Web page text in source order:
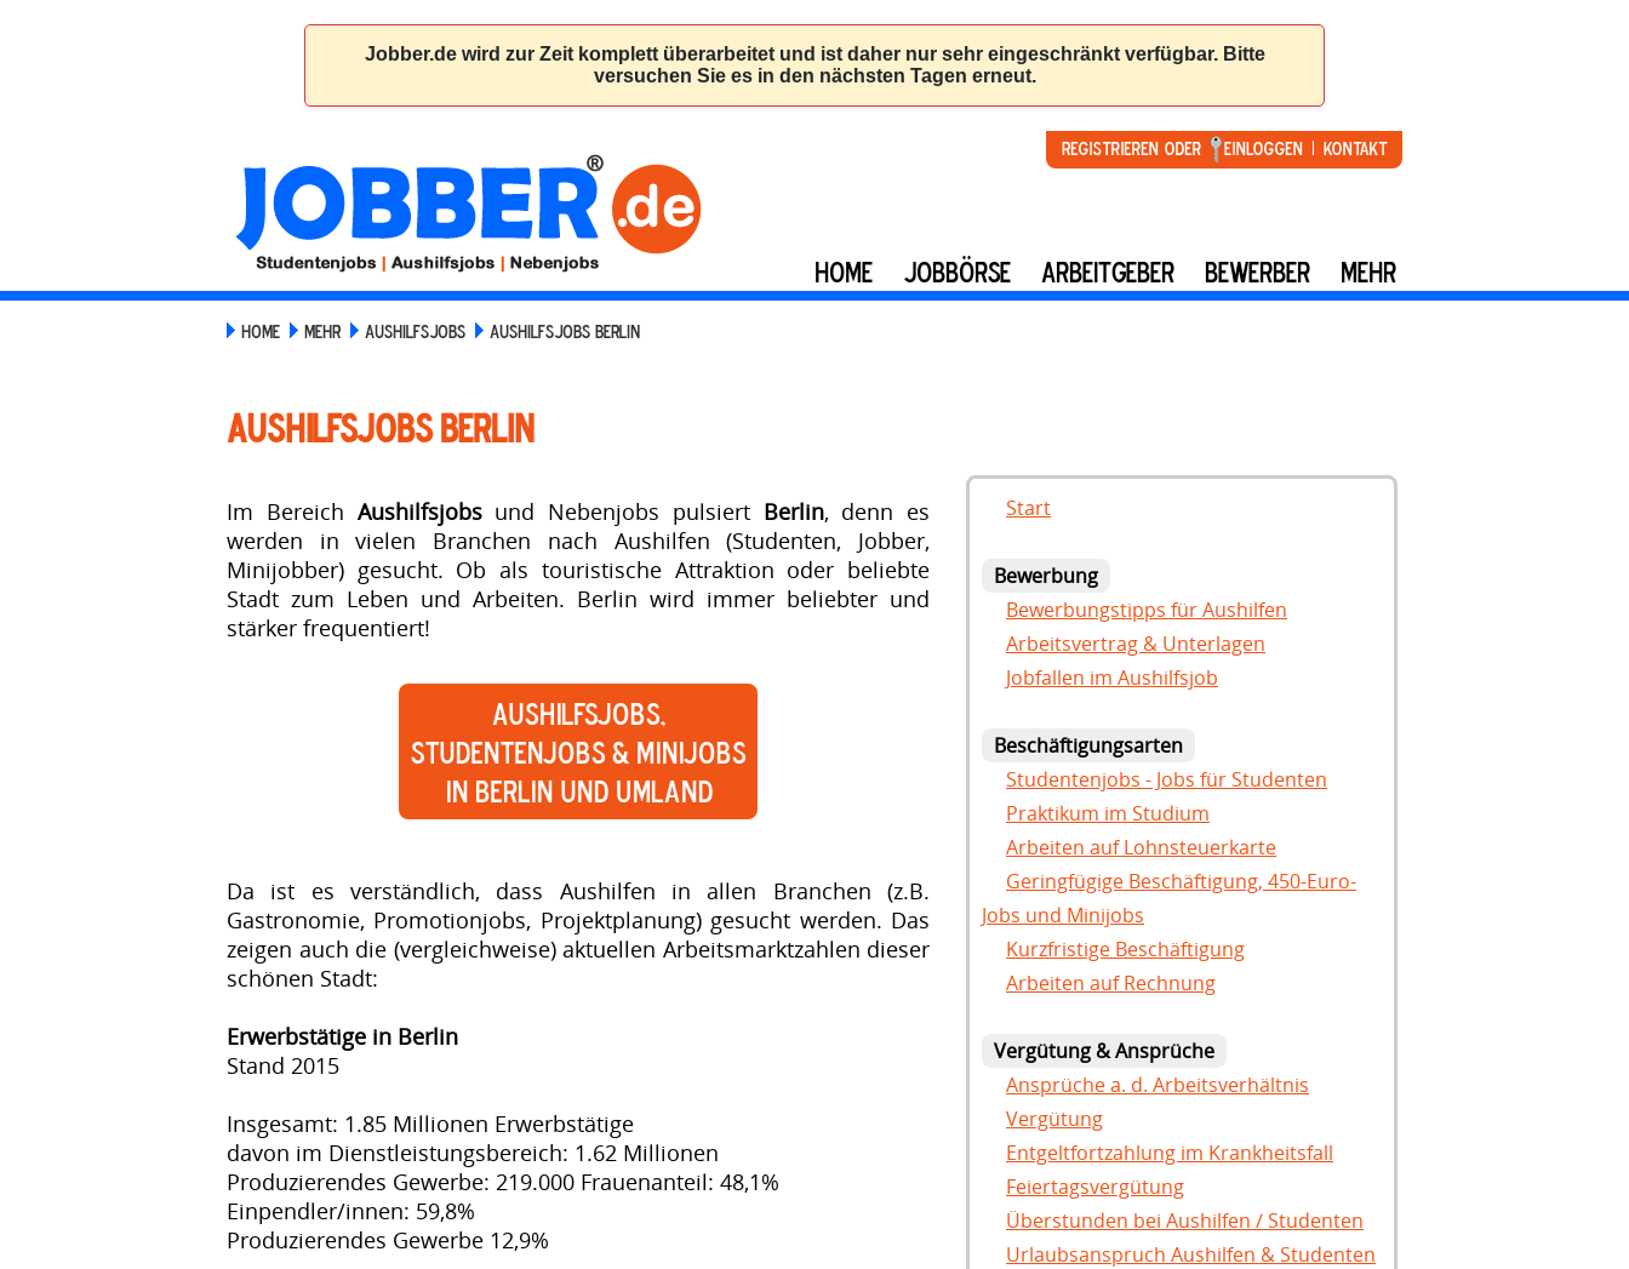
Registrieren oder Einloggen Kontakt
HOME JOBBÖRSE ARBEITGEBER BEWERBER MEHR
HOME MEHR AUSHILFSJOBS AUSHILFSJOBS BERLIN
Aushilfsjobs Berlin
Im Bereich Aushilfsjobsund Nebenjobs pulsiert Berlin, denn es
werden in vielen Branchen nach Aushilfen (Studenten, Jobber,
Minijobber) gesucht. Ob als touristische Attraktion oder beliebte
Stadt zum Leben und Arbeiten. Berlin wird immer beliebter und
stärker frequentiert!
Aushilfsjobs,
Studentenjobs & Minijobs
in Berlin und Umland
Da ist es verständlich, dass Aushilfen in allen Branchen (z.B.
Gastronomie, Promotionjobs, Projektplanung) gesucht werden. Das
zeigen auch die (vergleichweise) aktuellen Arbeitsmarktzahlen dieser
schönen Stadt:
Erwerbstätige in Berlin
Stand 2015
Insgesamt: 1.85 Millionen Erwerbstätige
davon im Dienstleistungsbereich: 1.62 Millionen
Produzierendes Gewerbe: 219.000 Frauenanteil: 48,1%
Einpendler/innen: 59,8%
Produzierendes Gewerbe 12,9%
Start
Bewerbung
Bewerbungstipps für Aushilfen
Arbeitsvertrag & Unterlagen
Jobfallen im Aushilfsjob
Beschäftigungsarten
Studentenjobs - Jobs für Studenten
Praktikum im Studium
Arbeiten auf Lohnsteuerkarte
Geringfügige Beschäftigung, 450-Euro-
Jobs und Minijobs
Kurzfristige Beschäftigung
Arbeiten auf Rechnung
Vergütung & Ansprüche
Ansprüche a. d. Arbeitsverhältnis
Vergütung
Entgeltfortzahlung im Krankheitsfall
Feiertagsvergütung
Überstunden bei Aushilfen / Studenten
Urlaubsanspruch Aushilfen & Studenten